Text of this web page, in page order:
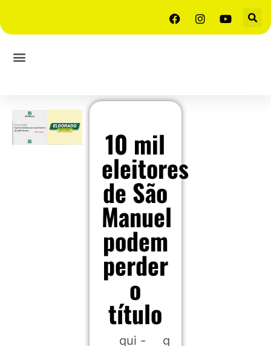
10 mil
eleitores
de São
Manuel
podem
perder
o
título
qui -
g